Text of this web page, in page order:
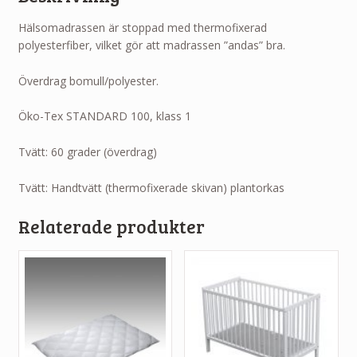
Hälsomadrassen är stoppad med thermofixerad
polyesterfiber, vilket gör att madrassen ”andas” bra.
Överdrag bomull/polyester.
Öko-Tex STANDARD 100, klass 1
Tvätt: 60 grader (överdrag)
Tvätt: Handtvätt (thermofixerade skivan) plantorkas
Relaterade produkter